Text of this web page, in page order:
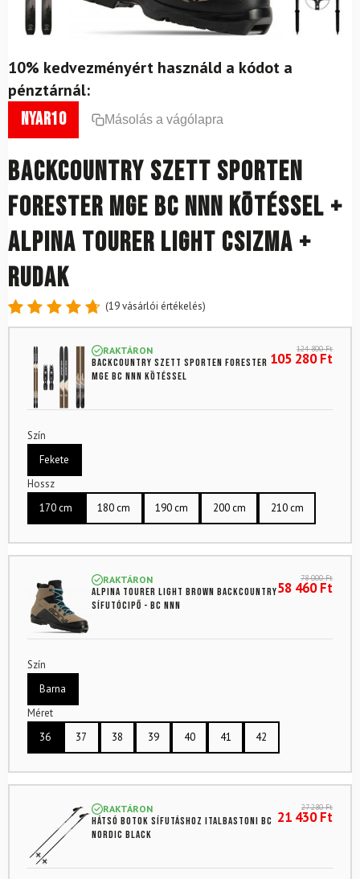
10% kedvezményért használd a kódot a
pénztárnál:
nyar10 Másolás a vágólapra
Backcountry szett SPORTEN
Forester MgE BC NNN kötéssel +
Alpina Tourer Light csizma +
rudak
Értékelés
5-ből,
19
értékelés
alapján
(19vásárlói értékelés)
RAKTÁRON
Backcountry szett SPORTEN Forester
MgE BC NNN kötéssel
124 800Ft
105 280Ft
Szín
Fekete
Hossz
170 cm
180 cm 190 cm 200 cm 210 cm
RAKTÁRON
ALPINA Tourer Light Brown backcountry
sífutócipő - BC NNN
78 000Ft
58 460Ft
Szín
Barna
Méret
36
37 38 39 40 41 42
RAKTÁRON
Hátsó botok sífutáshoz ITALBASTONI BC
Nordic Black
27 280Ft
21 430Ft